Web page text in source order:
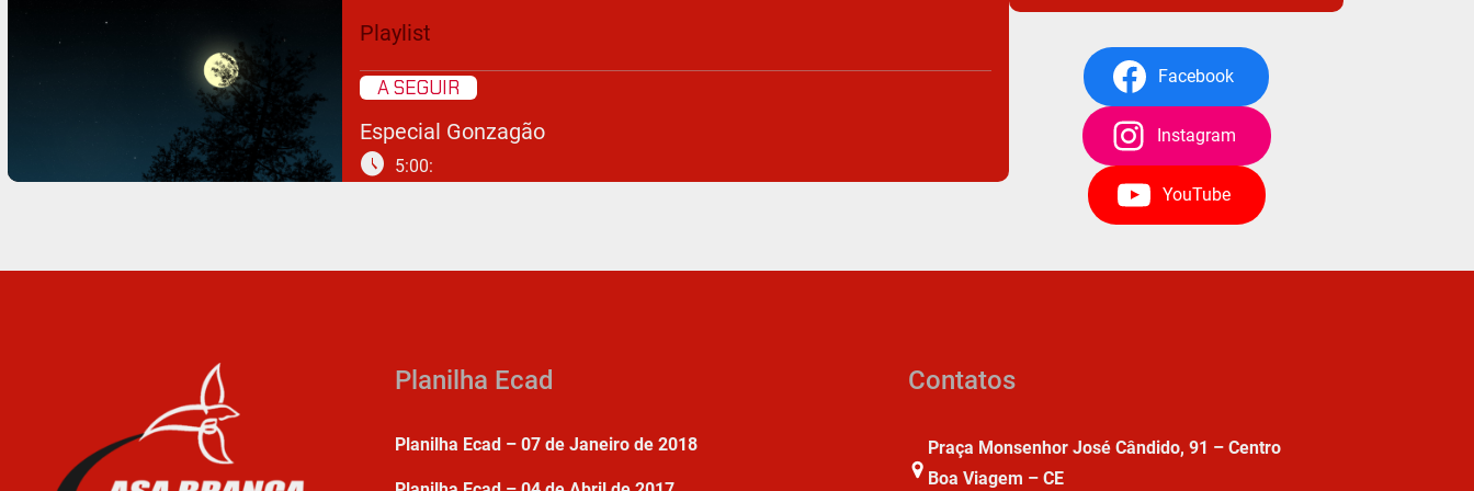
Playlist
A SEGUIR
Especial Gonzagão
schedule 5:00:
Facebook
Instagram
YouTube
Planilha Ecad
Planilha Ecad – 07 de Janeiro de 2018
Contatos
Praça Monsenhor José Cândido, 91 – Centro
Boa Viagem – CE